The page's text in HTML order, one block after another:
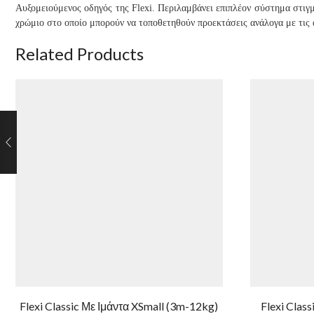
Αυξομειούμενος οδηγός της Flexi. Περιλαμβάνει επιπλέον σύστημα
χρώμιο στο οποίο μπορούν να τοποθετηθούν προεκτάσεις ανάλογα με
Related Products
Flexi Classic Με Ιμάντα XSmall (3m-12kg)
Flexi